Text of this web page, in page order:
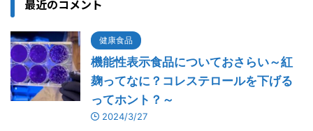
最近のコメント
健康食品
機能性表示食品についておさらい～紅
麹ってなに？コレステロールを下げる
ってホント？～
2024/3/27